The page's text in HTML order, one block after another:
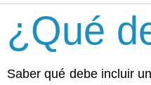
¿Qué
Saber qué debe incluir un